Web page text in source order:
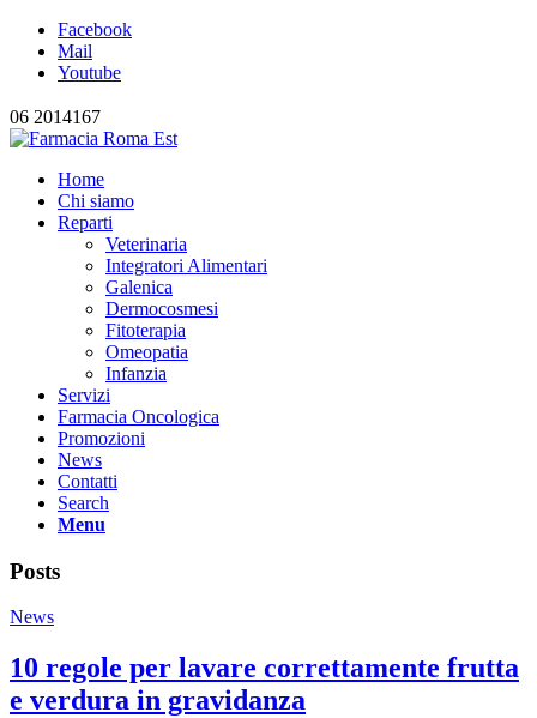
Facebook
Mail
Youtube
06 2014167
Home
Chi siamo
Reparti
Veterinaria
Integratori Alimentari
Galenica
Dermocosmesi
Fitoterapia
Omeopatia
Infanzia
Servizi
Farmacia Oncologica
Promozioni
News
Contatti
Search
Menu
Posts
News
10 regole per lavare correttamente frutta
e verdura in gravidanza